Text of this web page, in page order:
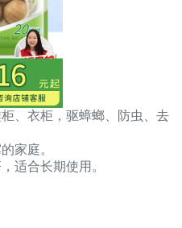
、衣柜，驱蟑螂、防虫、去
家庭。
适合长期使用。